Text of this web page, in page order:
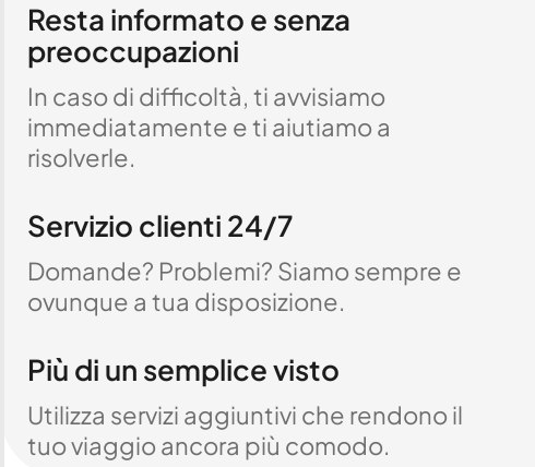
Resta informato e senza
preoccupazioni
In caso di difficoltà, ti avvisiamo
immediatamente e ti aiutiamo a
risolverle.
Servizio clienti 24/7
Domande? Problemi? Siamo sempre e
ovunque a tua disposizione.
Più di un semplice visto
Utilizza servizi aggiuntivi che rendono il
tuo viaggio ancora più comodo.